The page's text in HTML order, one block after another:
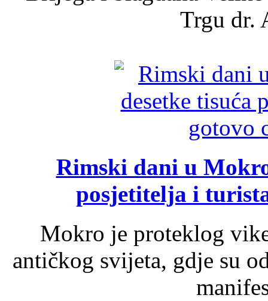
Trgu dr.
Rimski dani u
posjetitelja i
Mokro je proteklog
antičkog svijeta, gdje su